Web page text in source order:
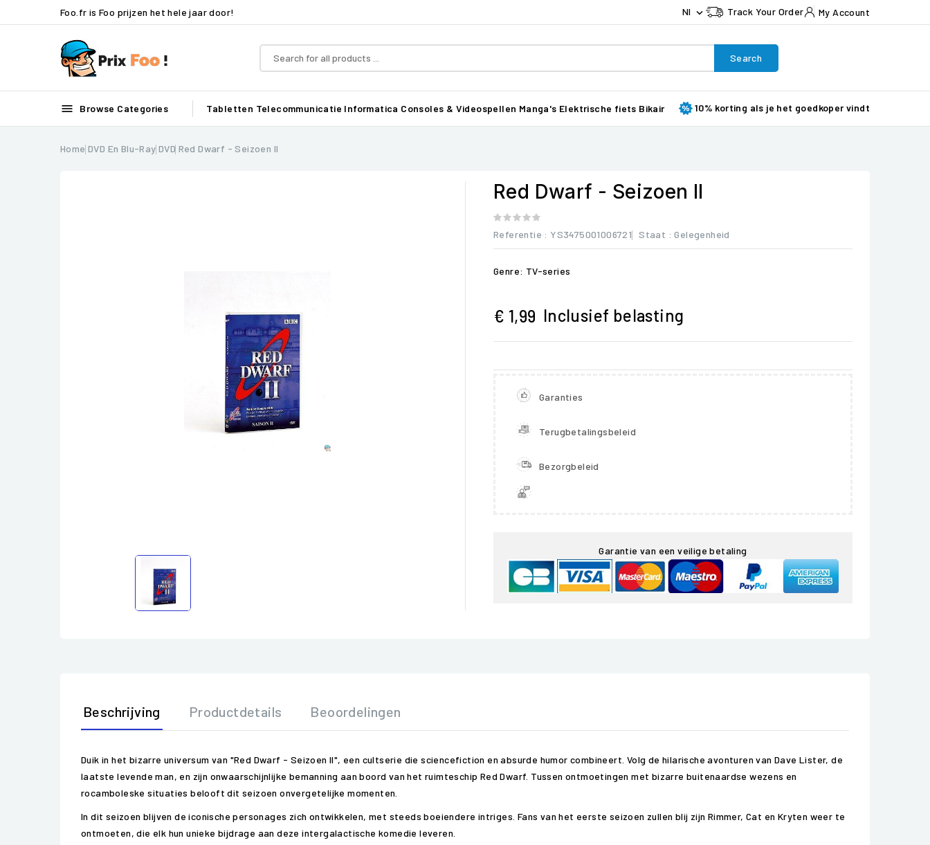
Foo.fr is Foo prijzen het hele jaar door! Nl  Track Your Order My Account
Search
 Browse Categories Tabletten Telecommunicatie Informatica Consoles & Videospellen Manga's Elektrische fiets Bikair 10% korting als je het goedkoper vindt
Home DVD En Blu-Ray DVD Red Dwarf - Seizoen II
Red Dwarf - Seizoen II
Referentie : YS3475001006721 Staat : Gelegenheid
Genre: TV-series
€ 1,99 Inclusief belasting
Garanties
Terugbetalingsbeleid
Bezorgbeleid
Garantie van een veilige betaling
Beschrijving Productdetails Beoordelingen
Duik in het bizarre universum van "Red Dwarf - Seizoen II", een cultserie die sciencefiction en absurde humor combineert. Volg de hilarische avonturen van Dave Lister, de
laatste levende man, en zijn onwaarschijnlijke bemanning aan boord van het ruimteschip Red Dwarf. Tussen ontmoetingen met bizarre buitenaardse wezens en
rocamboleske situaties belooft dit seizoen onvergetelijke momenten.
In dit seizoen blijven de iconische personages zich ontwikkelen, met steeds boeiendere intriges. Fans van het eerste seizoen zullen blij zijn Rimmer, Cat en Kryten weer te
ontmoeten, die elk hun unieke bijdrage aan deze intergalactische komedie leveren.